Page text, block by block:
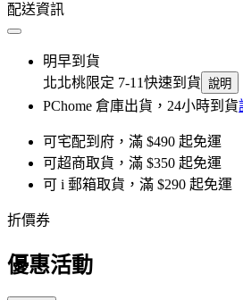
配送資訊
明早到貨
北北桃限定 7-11快速到貨 說明
PChome 倉庫出貨，24小時到貨
可宅配到府，滿 $490 起免運
可超商取貨，滿 $350 起免運
可 i 郵箱取貨，滿 $290 起免運
折價券
優惠活動